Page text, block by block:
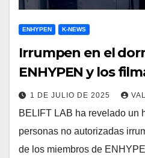
ENHYPEN K-NEWS
Irrumpen en el
ENHYPEN y los
1 DE JULIO DE 2025
BELIFT LAB ha revelado un
personas no autorizadas
de los miembros de